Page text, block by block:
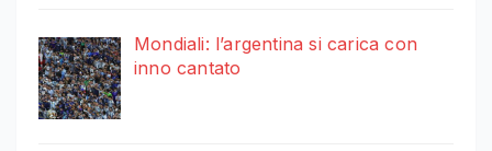
Mondiali: l’argentina si carica con
inno cantato